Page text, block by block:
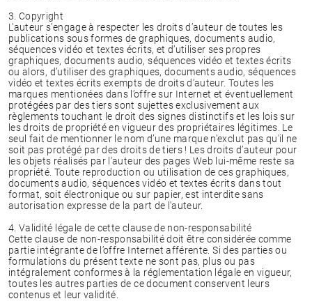
3. Copyright
L'auteur s’engage à respecter les droits d’auteur de toutes les
publications sous formes de graphiques, documents audio,
séquences vidéo et textes écrits, et d’utiliser ses propres
graphiques, documents audio, séquences vidéo et textes écrits
ou alors, d’utiliser des graphiques, documents audio, séquences
vidéo et textes écrits exempts de droits d’auteur. Toutes les
marques mentionées dans l’offre sur Internet et éventuellement
protégées par des tiers sont sujettes exclusivement aux
règlements touchant le droit des signes distinctifs et les lois sur
les droits de propriété en vigueur des propriétaires légitimes. Le
seul fait de mentionner le nom d’une marque n'exclut pas qu'il ne
soit pas protégé par des droits de tiers ! Les droits d’auteur pour
les objets réalisés par l'auteur des pages Web lui-même reste sa
propriété. Toute reproduction ou utilisation de ces graphiques,
documents audio, séquences vidéo et textes écrits dans tout
format, soit électronique ou sur papier, est interdite sans
autorisation expresse de la part de l'auteur.
4. Validité légale de cette clause de non-responsabilité
Cette clause de non-responsabilité doit être considérée comme
partie intégrante de l’offre Internet afférente. Si des parties ou
formulations du présent texte ne sont pas, plus ou pas
intégralement conformes à la réglementation légale en vigueur,
toutes les autres parties de ce document conservent leurs
contenus et leur validité.